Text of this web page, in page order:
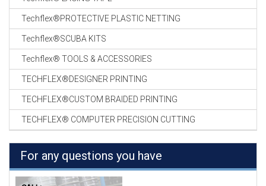
Techflex®PROTECTIVE PLASTIC NETTING
Techflex®SCUBA KITS
Techflex® TOOLS & ACCESSORIES
TECHFLEX®DESIGNER PRINTING
TECHFLEX®CUSTOM BRAIDED PRINTING
TECHFLEX® COMPUTER PRECISION CUTTING
For any questions you have